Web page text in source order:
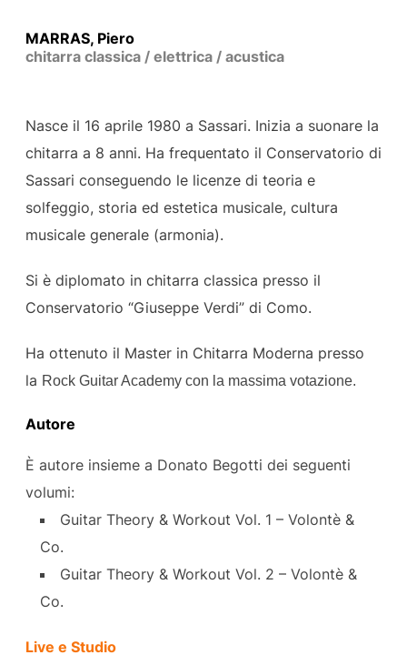
MARRAS, Piero
chitarra classica / elettrica / acustica
Nasce il 16 aprile 1980 a Sassari. Inizia a suonare la
chitarra a 8 anni. Ha frequentato il Conservatorio di
Sassari conseguendo le licenze di teoria e
solfeggio, storia ed estetica musicale, cultura
musicale generale (armonia).
Si è diplomato in chitarra classica presso il
Conservatorio “Giuseppe Verdi” di Como.
Ha ottenuto il Master in Chitarra Moderna presso
la Rock Guitar Academy con la massima votazione.
Autore
È autore insieme a Donato Begotti dei seguenti
volumi:
Guitar Theory & Workout Vol. 1 – Volontè &
Co.
Guitar Theory & Workout Vol. 2 – Volontè &
Co.
Live e Studio